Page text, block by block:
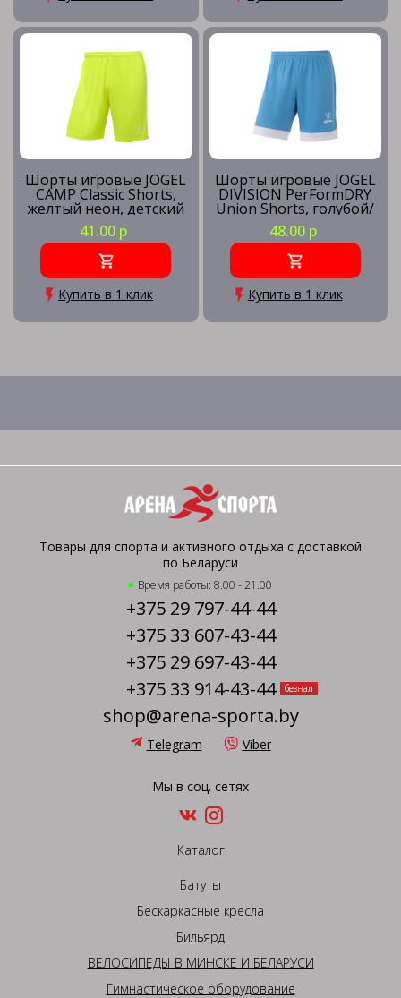
Шорты игровые JOGEL
CAMP Classic Shorts,
желтый неон, детский
41.00 р
Купить в 1 клик
Шорты игровые JOGEL
DIVISION PerFormDRY
Union Shorts, голубой/
белый/белый
48.00 р
Купить в 1 клик
Товары для спорта и активного отдыха с доставкой
по Беларуси
Время работы: 8.00 - 21.00
+375 29 797-44-44
+375 33 607-43-44
+375 29 697-43-44
+375 33 914-43-44
безнал
shop@arena-sporta.by
Telegram Viber
Мы в соц. сетях
Каталог
Батуты
Бескаркасные кресла
Бильярд
ВЕЛОСИПЕДЫ В МИНСКЕ И БЕЛАРУСИ
Гимнастическое оборудование